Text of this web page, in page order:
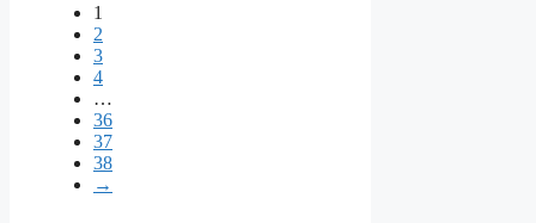
1
2
3
4
…
36
37
38
→